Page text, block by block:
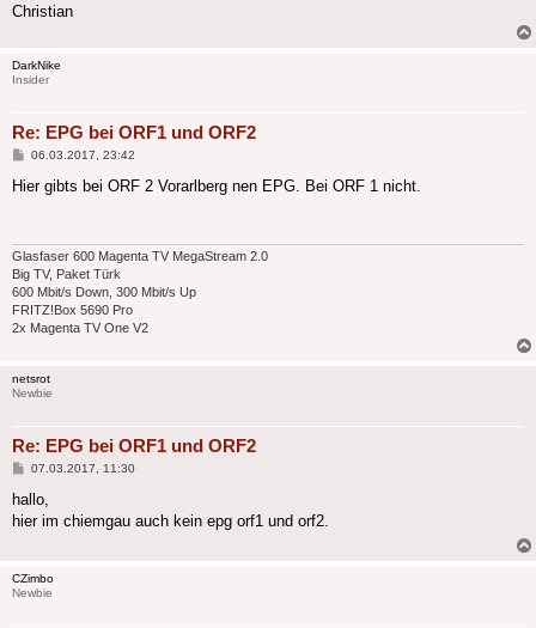
Christian
DarkNike
Insider
Re: EPG bei ORF1 und ORF2
Beitrag
06.03.2017, 23:42
Hier gibts bei ORF 2 Vorarlberg nen EPG. Bei ORF 1 nicht.
Glasfaser 600 Magenta TV MegaStream 2.0
Big TV, Paket Türk
600 Mbit/s Down, 300 Mbit/s Up
FRITZ!Box 5690 Pro
2x Magenta TV One V2
netsrot
Newbie
Re: EPG bei ORF1 und ORF2
Beitrag
07.03.2017, 11:30
hallo,
hier im chiemgau auch kein epg orf1 und orf2.
CZimbo
Newbie